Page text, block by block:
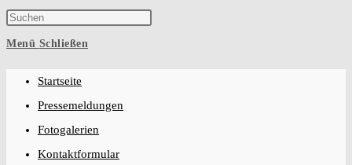
Suche
Menü Schließen
Startseite
Pressemeldungen
Fotogalerien
Kontaktformular